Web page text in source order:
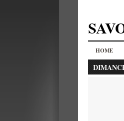
HOME